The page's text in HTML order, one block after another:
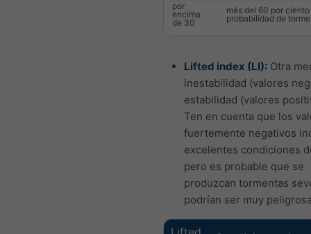
por
encima
de 30
más del 60 por
probabilidad de
Lifted index (LI): Otra
inestabilidad (valores
estabilidad (valores
Ten en cuenta que los
fuertemente negativos
excelentes condiciones
pero es probable que se
produzcan tormentas
podrían ser muy